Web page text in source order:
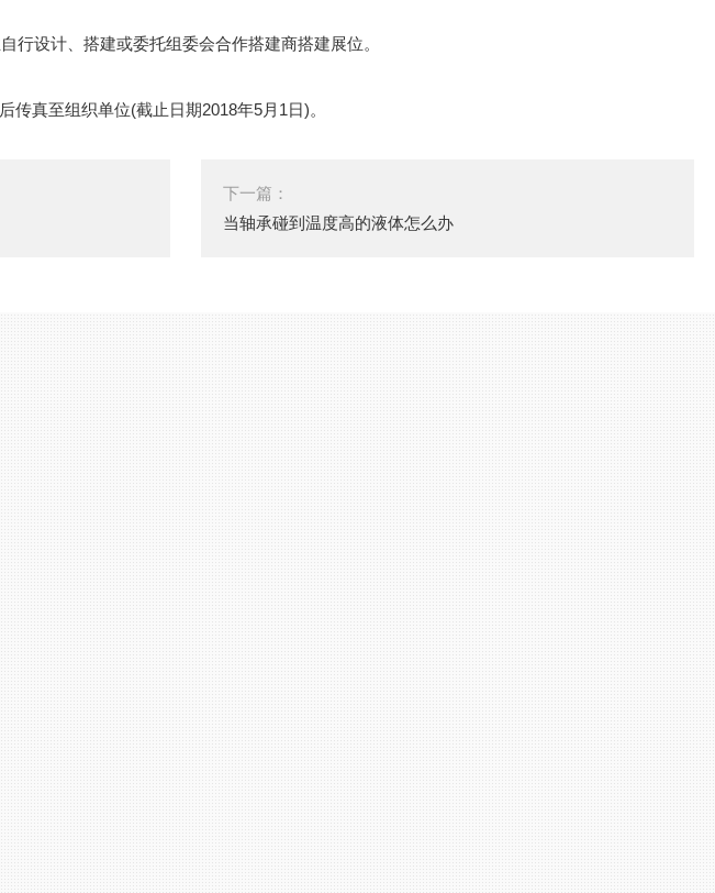
设计、搭建或委托组委会合作搭建商搭建展位。
传真至组织单位(截止日期2018年5月1日)。
下一篇：
当轴承碰到温度高的液体怎么办